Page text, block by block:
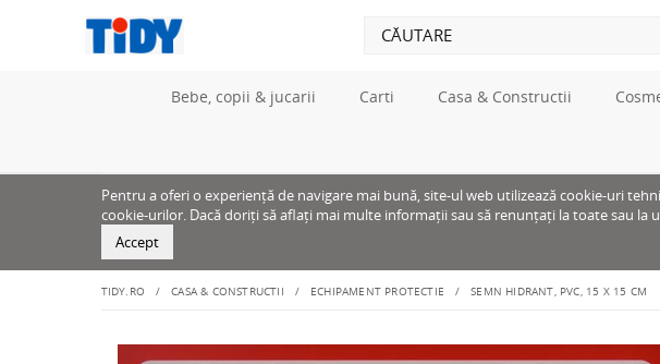
Bebe, copii & jucarii Carti Casa & Constructii
Pentru a oferi o experiență de navigare mai bună, site-ul web utilizează cookie-uri
cookie-urilor. Dacă doriți să aflați mai multe informații sau să renunțați la toate sau la
Accept
TIDY.RO CASA & CONSTRUCTII ECHIPAMENT PROTECTIE SEMN HIDRANT, PVC, 15 X 15 CM